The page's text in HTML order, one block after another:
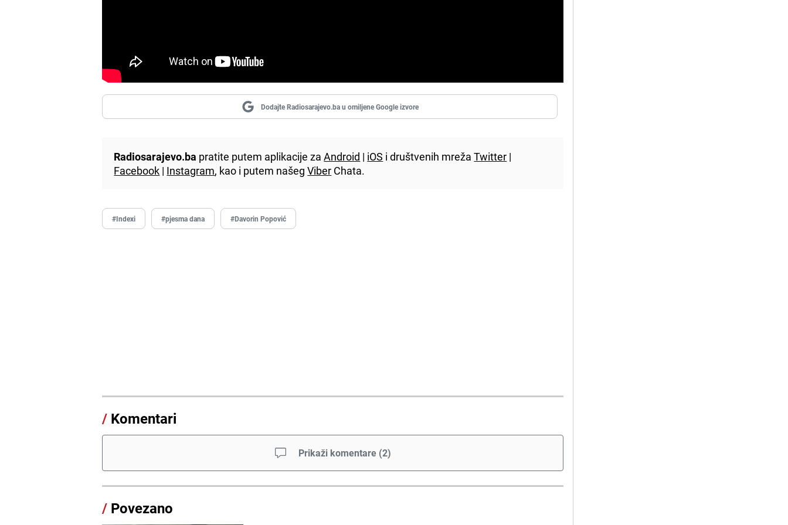
Dodajte Radiosarajevo.ba u omiljene Google izvore
Radiosarajevo.ba pratite putem aplikacije zaAndroid | iOS i društvenih mrežaTwitter |
Facebook | Instagram, kao i putem našegViber Chata.
#Indexi #pjesma dana #Davorin Popović
/ Komentari
Prikaži komentare (2)
/ Povezano